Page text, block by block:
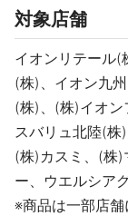
対象店舗
イオンリテール(
(株)、イオン九
(株)、(株)イオン
スバリュ北陸(株
(株)カスミ、(株
ー、ウエルシア
※商品は一部店